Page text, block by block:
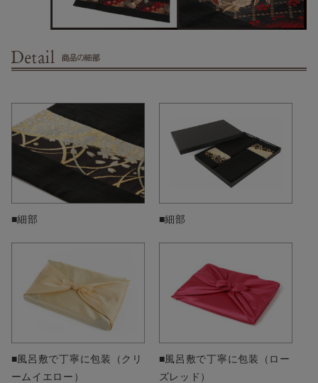
■細部 ■細部
■風呂敷で丁寧に包装（クリ
ームイエロー）
■風呂敷で丁寧に包装（ロー
ズレッド）